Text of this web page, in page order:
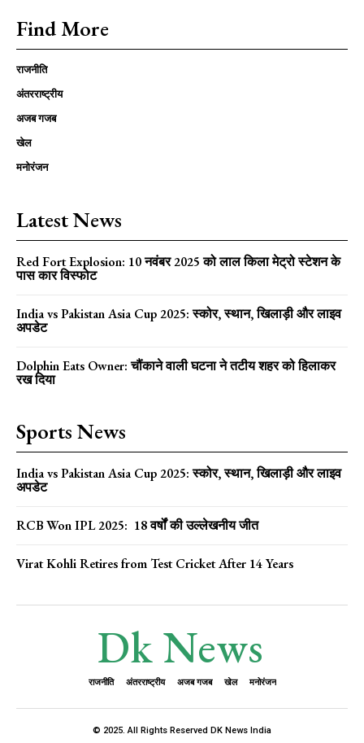
Find More
राजनीति
अंतरराष्ट्रीय
अजब गजब
खेल
मनोरंजन
Latest News
Red Fort Explosion: 10 नवंबर 2025 को लाल किला मेट्रो स्टेशन के
पास कार विस्फोट
India vs Pakistan Asia Cup 2025: स्कोर, स्थान, खिलाड़ी और लाइव
अपडेट
Dolphin Eats Owner: चौंकाने वाली घटना ने तटीय शहर को हिलाकर
रख दिया
Sports News
India vs Pakistan Asia Cup 2025: स्कोर, स्थान, खिलाड़ी और लाइव
अपडेट
RCB Won IPL 2025: 18 वर्षों की उल्लेखनीय जीत
Virat Kohli Retires from Test Cricket After 14 Years
Dk News
राजनीति अंतरराष्ट्रीय अजब गजब खेल मनोरंजन
© 2025. All Rights Reserved DK News India